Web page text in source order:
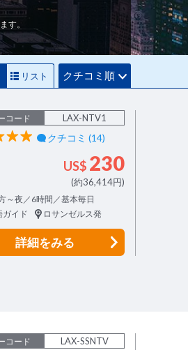
す。
リスト クチコミ順
コード LAX-NTV1
クチコミ (14)
US$ 230
(約36,414円)
～夜／6時間／基本毎日
ガイド
ロサンゼルス発
詳細をみる
コード LAX-SSNTV